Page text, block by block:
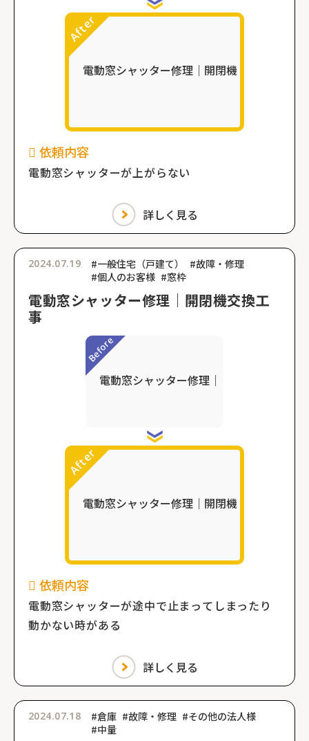
依頼内容
電動窓シャッターが上がらない
詳しく見る
2024.07.19 #一般住宅（戸建て）
#故障・修理
#個人のお客様 #窓枠
電動窓シャッター修理｜開閉機交換工
事
依頼内容
電動窓シャッターが途中で止まってしまったり
動かない時がある
詳しく見る
2024.07.18 #倉庫 #故障・修理 #その他の法人様
#中量